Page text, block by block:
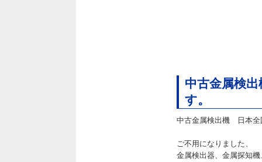
中古金属検
す。
中古金属検出機 日本全
ご不用になりました、
金属検出器、金属探知